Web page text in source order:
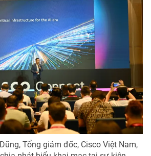
Truyền hình Việt Nam
báo VTV
báo in và báo điện tử số 483/GP-BTTTT
Thủy
Thị Mỹ Hạnh, Phạm Quốc Thắng,
355 931 - 024.38 355 932
Tổng giám đốc, Cisco Việt Nam,